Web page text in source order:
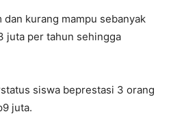
kurang mampu sebanyak
juta per tahun sehingga
siswa beprestasi 3 orang
juta.